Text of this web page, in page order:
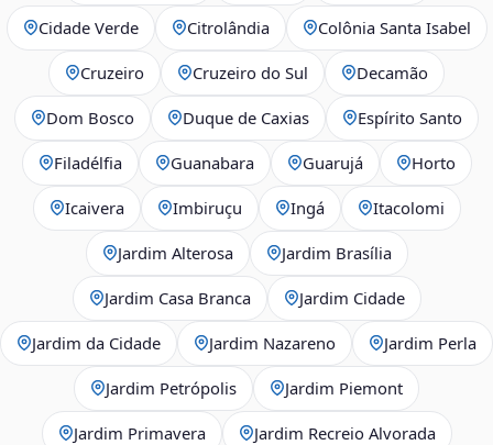
Cidade Verde Citrolândia Colônia Santa Isabel
Cruzeiro Cruzeiro do Sul Decamão
Dom Bosco Duque de Caxias Espírito Santo
Filadélfia Guanabara Guarujá Horto
Icaivera Imbiruçu Ingá Itacolomi
Jardim Alterosa Jardim Brasília
Jardim Casa Branca Jardim Cidade
Jardim da Cidade Jardim Nazareno Jardim Perla
Jardim Petrópolis Jardim Piemont
Jardim Primavera Jardim Recreio Alvorada